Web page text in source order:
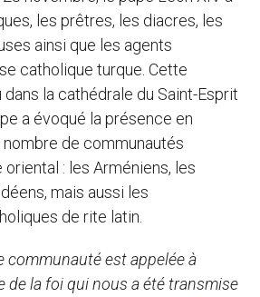
les prêtres, les diacres, les
ainsi que les agents
catholique turque. Cette
la cathédrale du Saint-Esprit
a évoqué la présence en
nombre de communautés
: les Arméniens, les
mais aussi les
de rite latin.
communauté est appelée à
de la foi qui nous a été transmise